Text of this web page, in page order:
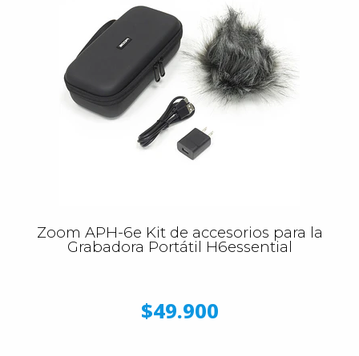
Zoom APH-6e Kit de accesorios para la
Grabadora Portátil H6essential
$49.900